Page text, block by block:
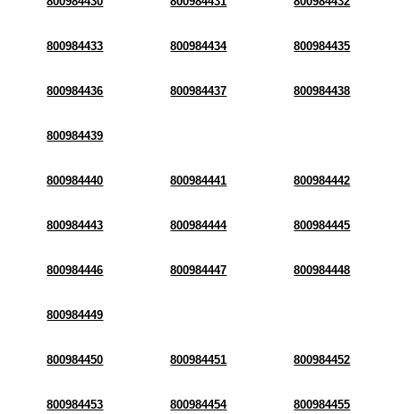
800984433 800984434 800984435
800984436 800984437 800984438
800984439
800984440 800984441 800984442
800984443 800984444 800984445
800984446 800984447 800984448
800984449
800984450 800984451 800984452
800984453 800984454 800984455